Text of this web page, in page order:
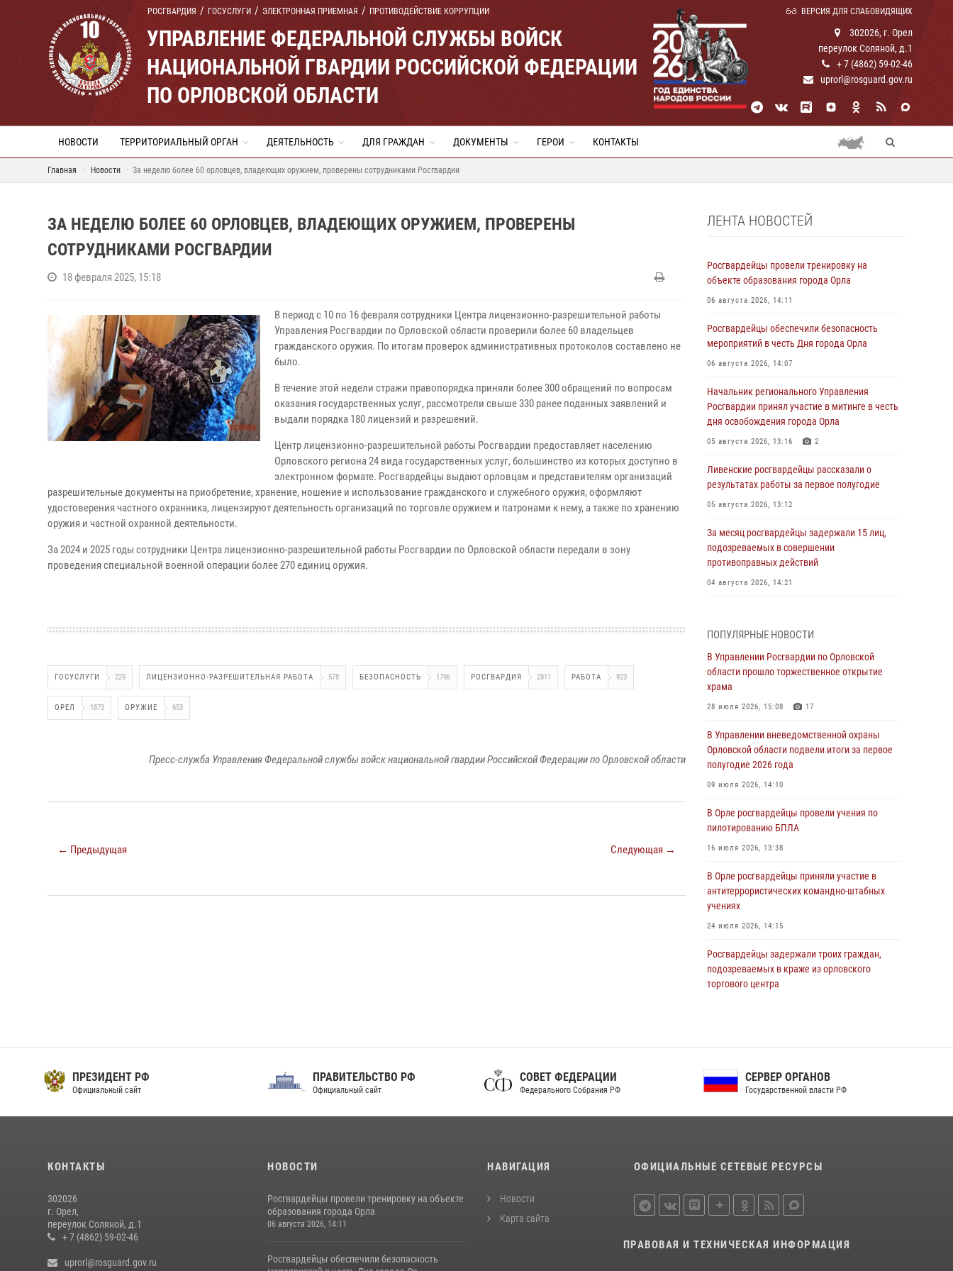
РОСГВАРДИЯ ГОСУСЛУГИ ЭЛЕКТРОННАЯ ПРИЕМНАЯ ПРОТИВОДЕЙСТВИЕ КОРРУПЦИИ ВЕРСИЯ ДЛЯ СЛАБОВИДЯЩИХ
УПРАВЛЕНИЕ ФЕДЕРАЛЬНОЙ СЛУЖБЫ ВОЙСК
НАЦИОНАЛЬНОЙ ГВАРДИИ РОССИЙСКОЙ ФЕДЕРАЦИИ
ПО ОРЛОВСКОЙ ОБЛАСТИ
302026, г. Орел
переулок Соляной, д.1
+ 7 (4862) 59-02-46
uprorl@rosguard.gov.ru
НОВОСТИ ТЕРРИТОРИАЛЬНЫЙ ОРГАН ДЕЯТЕЛЬНОСТЬ ДЛЯ ГРАЖДАН ДОКУМЕНТЫ ГЕРОИ КОНТАКТЫ
Главная Новости За неделю более 60 орловцев, владеющих оружием, проверены сотрудниками Росгвардии
ЗА НЕДЕЛЮ БОЛЕЕ 60 ОРЛОВЦЕВ, ВЛАДЕЮЩИХ ОРУЖИЕМ, ПРОВЕРЕНЫ
СОТРУДНИКАМИ РОСГВАРДИИ
18 февраля 2025, 15:18
В период с 10 по 16 февраля сотрудники Центра лицензионно-разрешительной работы
Управления Росгвардии по Орловской области проверили более 60 владельцев
гражданского оружия. По итогам проверок административных протоколов составлено не
было.
В течение этой недели стражи правопорядка приняли более 300 обращений по вопросам
оказания государственных услуг, рассмотрели свыше 330 ранее поданных заявлений и
выдали порядка 180 лицензий и разрешений.
Центр лицензионно-разрешительной работы Росгвардии предоставляет населению
Орловского региона 24 вида государственных услуг, большинство из которых доступно в
электронном формате. Росгвардейцы выдают орловцам и представителям организаций
разрешительные документы на приобретение, хранение, ношение и использование гражданского и служебного оружия, оформляют
удостоверения частного охранника, лицензируют деятельность организаций по торговле оружием и патронами к нему, а также по хранению
оружия и частной охранной деятельности.
За 2024 и 2025 годы сотрудники Центра лицензионно-разрешительной работы Росгвардии по Орловской области передали в зону
проведения специальной военной операции более 270 единиц оружия.
ГОСУСЛУГИ 229 ЛИЦЕНЗИОННО-РАЗРЕШИТЕЛЬНАЯ РАБОТА 578 БЕЗОПАСНОСТЬ 1796 РОСГВАРДИЯ 2811 РАБОТА 923
ОРЕЛ 1873 ОРУЖИЕ 653
Пресс-служба Управления Федеральной службы войск национальной гвардии Российской Федерации по Орловской области
← Предыдущая Следующая →
ЛЕНТА НОВОСТЕЙ
Росгвардейцы провели тренировку на
объекте образования города Орла
06 августа 2026, 14:11
Росгвардейцы обеспечили безопасность
мероприятий в честь Дня города Орла
06 августа 2026, 14:07
Начальник регионального Управления
Росгвардии принял участие в митинге в честь
дня освобождения города Орла
05 августа 2026, 13:16 2
Ливенские росгвардейцы рассказали о
результатах работы за первое полугодие
05 августа 2026, 13:12
За месяц росгвардейцы задержали 15 лиц,
подозреваемых в совершении
противоправных действий
04 августа 2026, 14:21
За месяц росгвардейцы приняли от граждан
более 800 заявлений о предоставлении
госуслуг
Росгвардейцы обеспечили безопасность во
время празднования Дня ВДВ
03 августа 2026, 14:23
В Орле росгвардейцы приняли участие в
учениях на избирательном участке
31 июля 2026, 13:21
Жительница Мценска сдала в Росгвардию
незарегистрированное ружьё
31 июля 2026, 13:16
ПОПУЛЯРНЫЕ НОВОСТИ
В Управлении Росгвардии по Орловской
области прошло торжественное открытие
храма
28 июля 2026, 15:08 17
В Управлении вневедомственной охраны
Орловской области подвели итоги за первое
полугодие 2026 года
09 июля 2026, 14:10
В Орле росгвардейцы провели учения по
пилотированию БПЛА
16 июля 2026, 13:38
В Орле росгвардейцы приняли участие в
антитеррористических командно-штабных
учениях
24 июля 2026, 14:15
Росгвардейцы задержали троих граждан,
подозреваемых в краже из орловского
торгового центра
совещании по вопросам обеспечения
голосования
13 июля 2026, 14:29
орловцам об изменениях в
законодательстве, регулирующем оборот
ПРЕЗИДЕНТ РФ
Официальный сайт
ПРАВИТЕЛЬСТВО РФ
Официальный сайт
СОВЕТ ФЕДЕРАЦИИ
Федерального Собрания РФ
СЕРВЕР ОРГАНОВ
Государственной власти РФ
КОНТАКТЫ
302026
г. Орел,
переулок Соляной, д.1
+ 7 (4862) 59-02-46
uprorl@rosguard.gov.ru
НОВОСТИ
Росгвардейцы провели тренировку на объекте
образования города Орла
06 августа 2026, 14:11
Росгвардейцы обеспечили безопасность
НАВИГАЦИЯ
Новости
Карта сайта
ОФИЦИАЛЬНЫЕ СЕТЕВЫЕ РЕСУРСЫ
ПРАВОВАЯ И ТЕХНИЧЕСКАЯ ИНФОРМАЦИЯ